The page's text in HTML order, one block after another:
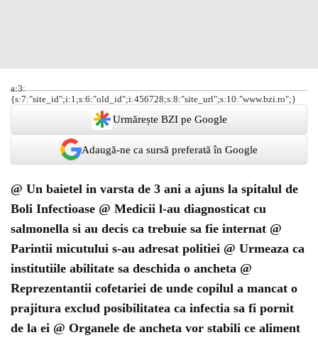
a:3:
{s:7:"site_id";i:1;s:6:"old_id";i:456728;s:8:"site_url";s:10:"www.bzi.ro";}
Urmărește BZI pe Google
Adaugă-ne ca sursă preferată în Google
@ Un baietel in varsta de 3 ani a ajuns la spitalul de
Boli Infectioase @ Medicii l-au diagnosticat cu
salmonella si au decis ca trebuie sa fie internat @
Parintii micutului s-au adresat politiei @ Urmeaza ca
institutiile abilitate sa deschida o ancheta @
Reprezentantii cofetariei de unde copilul a mancat o
prajitura exclud posibilitatea ca infectia sa fi pornit
de la ei @ Organele de ancheta vor stabili ce aliment